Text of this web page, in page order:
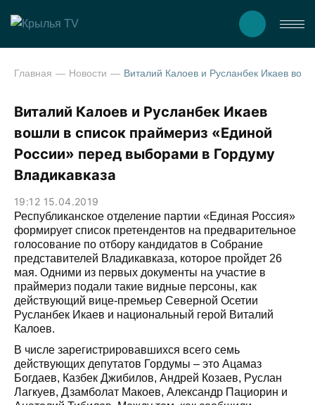
Главная Новости
Виталий Калоев и Русланбек Икаев
вошли в список праймериз «Единой
России» перед выборами в Гордуму
Владикавказа
19:12 15.04.2019
Республиканское отделение партии «Единая Россия»
формирует список претендентов на предварительное
голосование по отбору кандидатов в Собрание
представителей Владикавказа, которое пройдет 26
мая. Одними из первых документы на участие в
праймериз подали такие видные персоны, как
действующий вице-премьер Северной Осетии
Русланбек Икаев и национальный герой Виталий
Калоев.
В числе зарегистрировавшихся всего семь
действующих депутатов Гордумы – это Ацамаз
Богдаев, Казбек Джибилов, Андрей Козаев, Руслан
Лагкуев, Дзамболат Макоев, Александр Пациорин и